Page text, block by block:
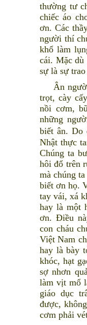
thường tư
chiếc áo
ơn. Các
người thí
khổ làm
cái. Mặc dù
sự là sự
Ân người
trọt, cày
nồi cơm,
những
biết ân.
Nhật thực
Chúng ta
hôi đổ trên
mà chúng
biết ơn họ.
tay vái, xá
hay là một
ơn. Điều
con cháu
Việt Nam
hay là bày
khóc, hạt
sợ nhơn
làm vịt mổ
giáo dục
được,
cơm phải